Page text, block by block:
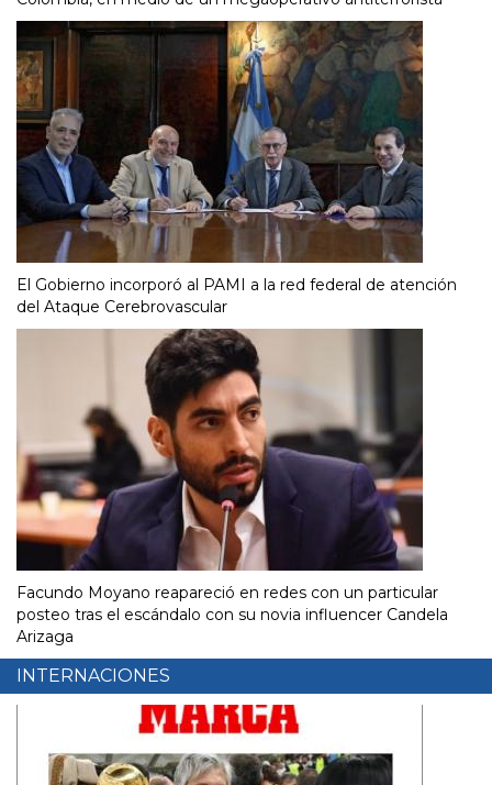
El Gobierno incorporó al PAMI a la red federal de atención
del Ataque Cerebrovascular
Facundo Moyano reapareció en redes con un particular
posteo tras el escándalo con su novia influencer Candela
Arizaga
INTERNACIONES